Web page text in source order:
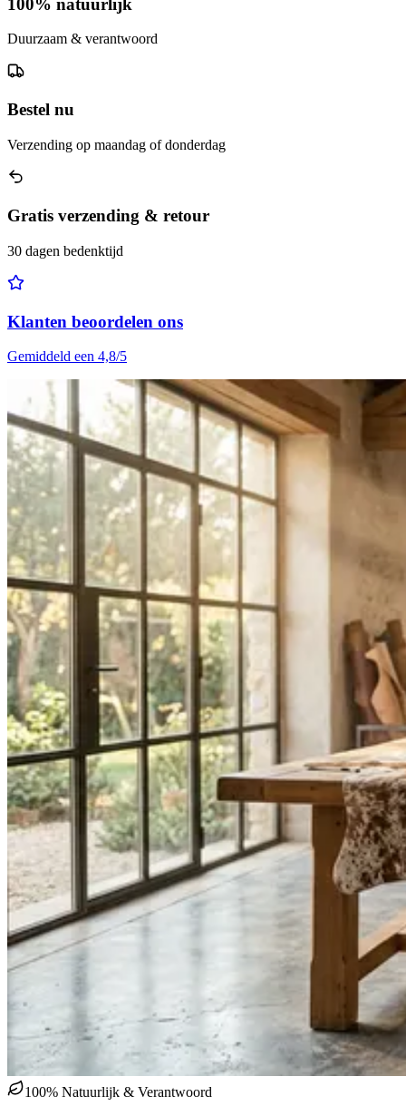
Duurzaam & verantwoord
Bestel nu
Verzending op maandag of donderdag
Gratis verzending & retour
30 dagen bedenktijd
Klanten beoordelen ons
Gemiddeld een 4,8/5
100% Natuurlijk & Verantwoord